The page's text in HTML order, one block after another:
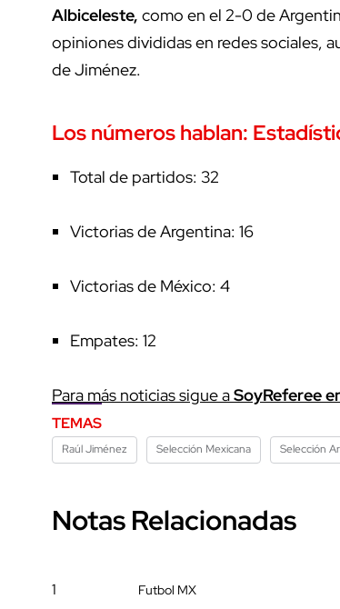
Albiceleste, como en el 2-0 de
opiniones divididas en redes sociales,
de Jiménez.
Los números hablan:
Total de partidos: 32
Victorias de Argentina: 16
Victorias de México: 4
Empates: 12
Para más noticias sigue aSoyReferee
TEMAS
Raúl Jiménez Selección Mexicana Selección
Notas Relacionadas
1 Futbol MX